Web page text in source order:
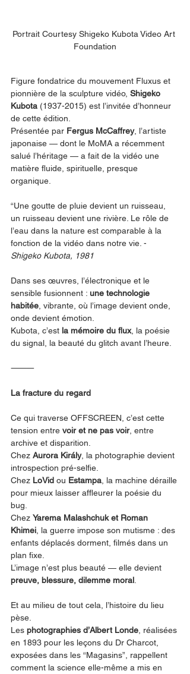
Portrait Courtesy Shigeko Kubota Video Art
Foundation
Figure fondatrice du mouvement Fluxus et
pionnière de la sculpture vidéo, Shigeko
Kubota (1937-2015) est l’invitée d’honneur
de cette édition.
Présentée par Fergus McCaffrey, l’artiste
japonaise — dont le MoMA a récemment
salué l’héritage — a fait de la vidéo une
matière fluide, spirituelle, presque
organique.
“Une goutte de pluie devient un ruisseau,
un ruisseau devient une rivière. Le rôle de
l’eau dans la nature est comparable à la
fonction de la vidéo dans notre vie. -
Shigeko Kubota, 1981
Dans ses œuvres, l’électronique et le
sensible fusionnent : une technologie
habitée , vibrante, où l’image devient onde,
onde devient émotion.
Kubota, c’est la mémoire du flux, la poésie
du signal, la beauté du glitch avant l’heure.
⸻
La fracture du regard
Ce qui traverse OFFSCREEN, c’est cette
tension entre voir et ne pas voir, entre
archive et disparition.
Chez Aurora Király, la photographie devient
introspection pré-selfie.
Chez LoVid ou Estampa , la machine déraille
pour mieux laisser affleurer la poésie du
bug.
Chez Yarema Malashchuk et Roman
Khimei , la guerre impose son mutisme : des
enfants déplacés dorment, filmés dans un
plan fixe.
L’image n’est plus beauté — elle devient
preuve, blessure, dilemme moral
Et au milieu de tout cela, l’histoire du lieu
pèse.
Les photographies d’Albert Londe , réalisées
en 1893 pour les leçons du Dr Charcot,
exposées dans les “Magasins”, rappellent
comment la science elle-même a mis en